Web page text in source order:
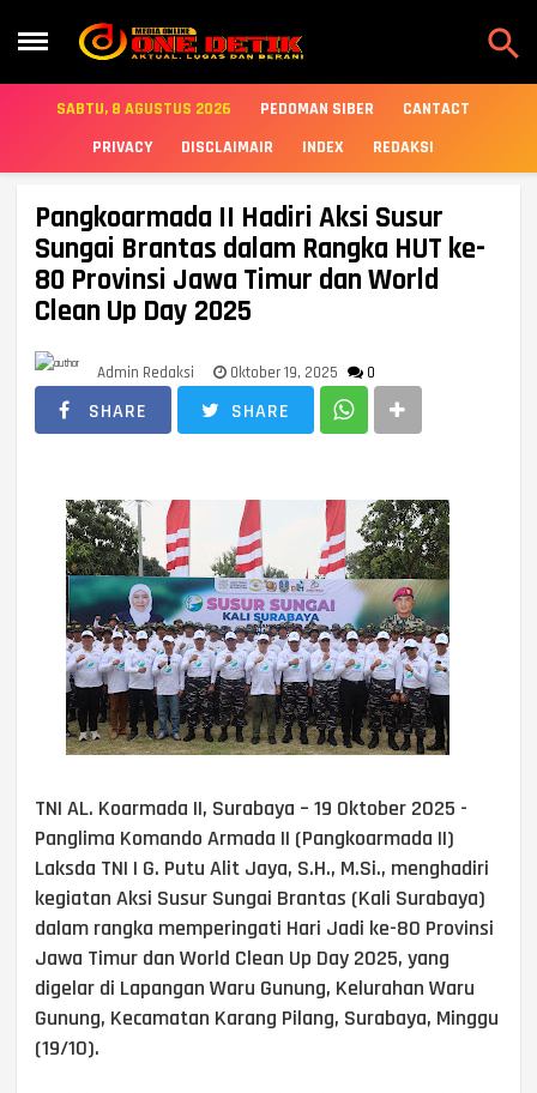

SABTU, 8 AGUSTUS 2026 PEDOMAN SIBER
CANTACT
PRIVACY
DISCLAIMAIR INDEX REDAKSI
Pangkoarmada II Hadiri Aksi Susur
Sungai Brantas dalam Rangka HUT ke-
80 Provinsi Jawa Timur dan World
Clean Up Day 2025
Admin Redaksi Oktober 19, 2025 0
SHARE SHARE
TNI AL. Koarmada II, Surabaya – 19 Oktober 2025 -
Panglima Komando Armada II (Pangkoarmada II)
Laksda TNI I G. Putu Alit Jaya, S.H., M.Si., menghadiri
kegiatan Aksi Susur Sungai Brantas (Kali Surabaya)
dalam rangka memperingati Hari Jadi ke-80 Provinsi
Jawa Timur dan World Clean Up Day 2025, yang
digelar di Lapangan Waru Gunung, Kelurahan Waru
Gunung, Kecamatan Karang Pilang, Surabaya, Minggu
(19/10).